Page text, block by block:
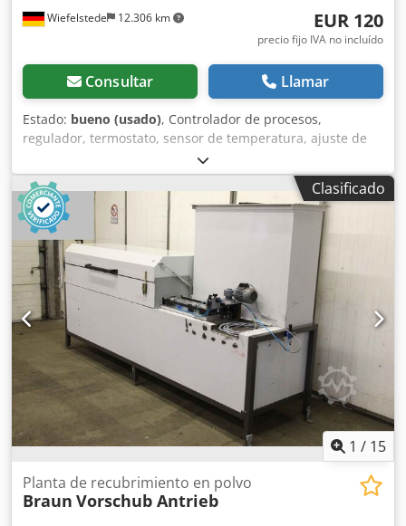
Wiefelstede 12.306 km EUR 120
precio fijo IVA no incluído
Consultar Llamar
Estado: bueno (usado), Controlador de procesos,
regulador, termostato, sensor de temperatura, ajuste de
temperatura -Tipo: Bitric M1-B -Valor de ajuste: de 0 a 400
°C -Energía auxiliar: 220 V 50/60 Hz 5 VA -Salida: 1 contacto
conmutador, máx. 220 VCA, 4 A, 900 W -Precio: por unidad
-Cantidad: 3 unidades disponibles Chsdpfxsb A Nfye Ag
Eea -Peso: 1,1 kg
Clasificado
1 / 15
Planta de recubrimiento en polvo
Braun Vorschub Antrieb